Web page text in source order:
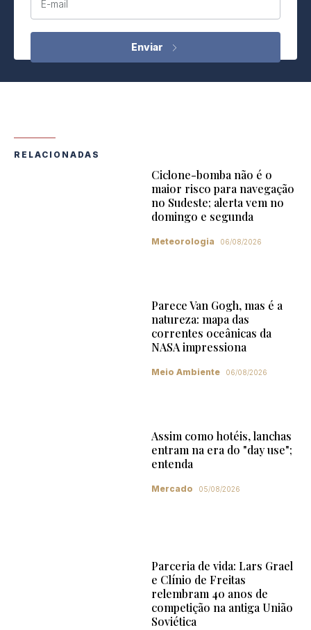
E-mail
RELACIONADAS
Ciclone-bomba não é o
maior risco para navegação
no Sudeste; alerta vem no
domingo e segunda
Meteorologia 06/08/2026
Parece Van Gogh, mas é a
natureza: mapa das
correntes oceânicas da
NASA impressiona
Meio Ambiente 06/08/2026
Assim como hotéis, lanchas
entram na era do "day use";
entenda
Mercado 05/08/2026
Parceria de vida: Lars Grael
e Clínio de Freitas
relembram 40 anos de
competição na antiga União
Soviética